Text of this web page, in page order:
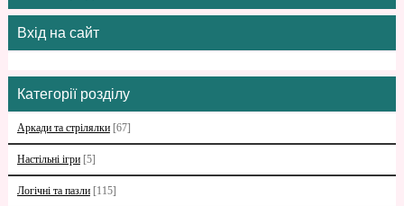
Вхід на сайт
Категорії розділу
Аркади та стрілялки [67]
Настільні ігри [5]
Логічні та пазли [115]